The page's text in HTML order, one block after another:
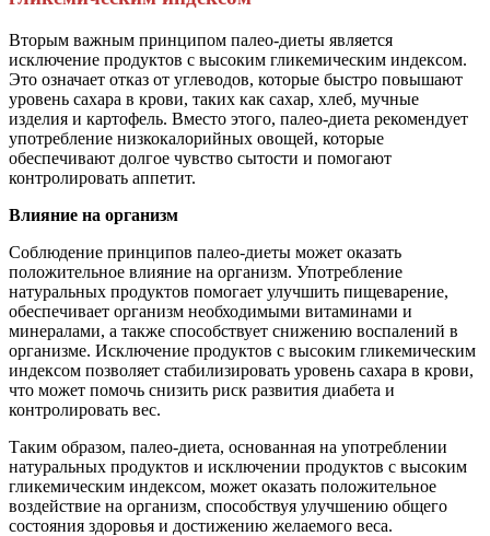
Вторым важным принципом палео-диеты является
исключение продуктов с высоким гликемическим индексом.
Это означает отказ от углеводов, которые быстро повышают
уровень сахара в крови, таких как сахар, хлеб, мучные
изделия и картофель. Вместо этого, палео-диета рекомендует
употребление низкокалорийных овощей, которые
обеспечивают долгое чувство сытости и помогают
контролировать аппетит.
Влияние на организм
Соблюдение принципов палео-диеты может оказать
положительное влияние на организм. Употребление
натуральных продуктов помогает улучшить пищеварение,
обеспечивает организм необходимыми витаминами и
минералами, а также способствует снижению воспалений в
организме. Исключение продуктов с высоким гликемическим
индексом позволяет стабилизировать уровень сахара в крови,
что может помочь снизить риск развития диабета и
контролировать вес.
Таким образом, палео-диета, основанная на употреблении
натуральных продуктов и исключении продуктов с высоким
гликемическим индексом, может оказать положительное
воздействие на организм, способствуя улучшению общего
состояния здоровья и достижению желаемого веса.